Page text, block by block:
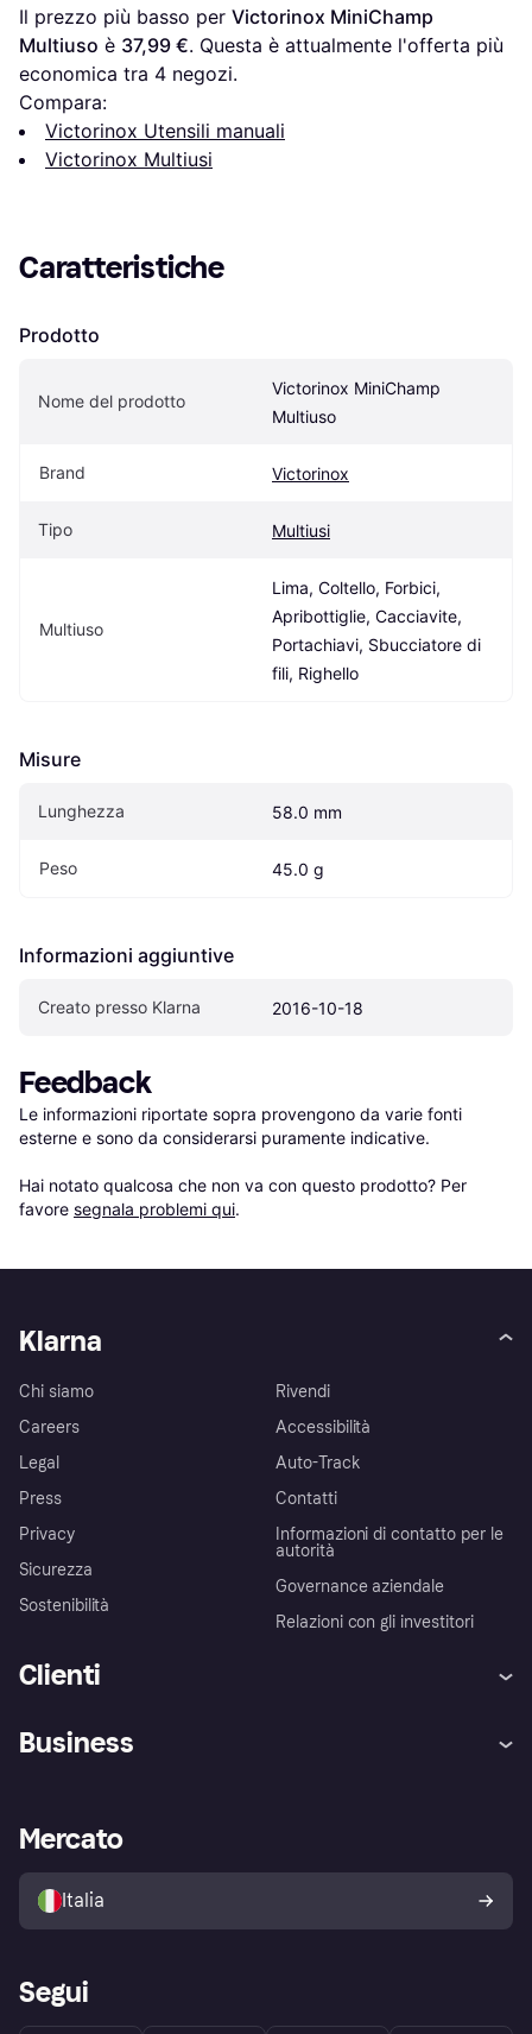
Il prezzo più basso per Victorinox MiniChamp
Multiuso è 37,99 €. Questa è attualmente l'offerta più
economica tra 4 negozi.
Compara:
Victorinox Utensili manuali
Victorinox Multiusi
Caratteristiche
Prodotto
Nome del prodotto
Victorinox MiniChamp
Multiuso
Brand Victorinox
Tipo Multiusi
Multiuso
Lima, Coltello, Forbici,
Apribottiglie, Cacciavite,
Portachiavi, Sbucciatore di
fili, Righello
Misure
Lunghezza 58.0 mm
Peso 45.0 g
Informazioni aggiuntive
Creato presso Klarna 2016-10-18
Feedback
Le informazioni riportate sopra provengono da varie fonti
esterne e sono da considerarsi puramente indicative.
Hai notato qualcosa che non va con questo prodotto? Per
favore segnala problemi qui.
Klarna
Chi siamo
Careers
Legal
Press
Privacy
Sicurezza
Sostenibilità
Rivendi
Accessibilità
Auto-Track
Contatti
Informazioni di contatto per le
autorità
Governance aziendale
Relazioni con gli investitori
Clienti
Esplora i negozi
Politica di protezione
dell'acquirente Klarna
Business
Accesso aziende
Mercato
Italia
Segui